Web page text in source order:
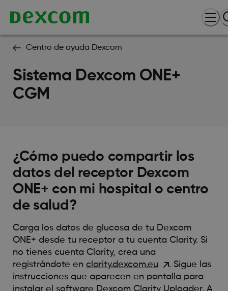
Centro de ayuda Dexcom
Sistema Dexcom ONE+
CGM
¿Cómo puedo compartir los
datos del receptor Dexcom
ONE+ con mi hospital o centro
de salud?
Carga los datos de glucosa de tu Dexcom
ONE+ desde tu receptor a tu cuenta Clarity. Si
no tienes cuenta Clarity, crea una
registrándote en clarity.dexcom.eu
. Sigue las
instrucciones que aparecen en pantalla para
instalar el software Dexcom Clarity Uploader. A